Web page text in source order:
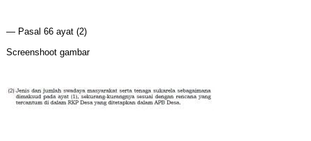
— Pasal 66 ayat (2)
Screenshoot gambar